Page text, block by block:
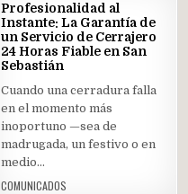
JUL
2025
Posted
in
Profesionalidad al
Instante: La Garantía de
un Servicio de Cerrajero
24 Horas Fiable en San
Sebastián
Cuando una cerradura falla
en el momento más
inoportuno —sea de
madrugada, un festivo o en
medio…
COMUNICADOS